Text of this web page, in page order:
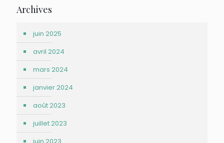
Archives
juin 2025
avril 2024
mars 2024
janvier 2024
août 2023
juillet 2023